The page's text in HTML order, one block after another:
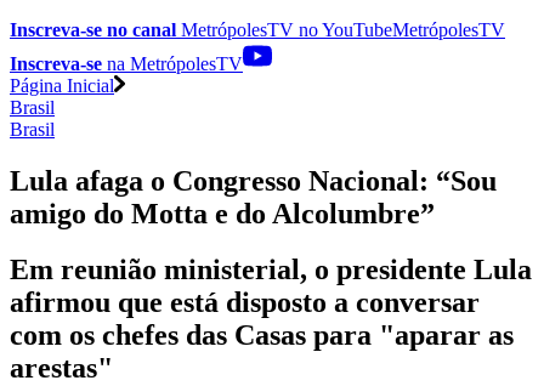
Inscreva-se no canal MetrópolesTV noYouTubeMetrópolesTV
Inscreva-se na MetrópolesTV
Página Inicial
Brasil
Brasil
Lula afaga o Congresso Nacional: “Sou
amigo do Motta e do Alcolumbre”
Em reunião ministerial, o presidente Lula
afirmou que está disposto a conversar
com os chefes das Casas para "aparar as
arestas"